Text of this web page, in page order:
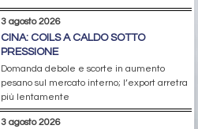
3 agosto 2026
CINA: COILS A CALDO SOTTO
PRESSIONE
Domanda debole e scorte in aumento
pesano sul mercato interno; l’export arretra
più lentamente
3 agosto 2026